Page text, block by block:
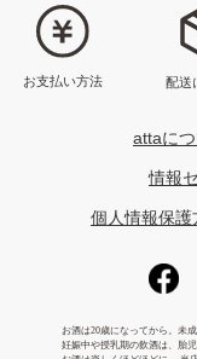
お支払い方法 配送
attaに
情報
個人情報保護